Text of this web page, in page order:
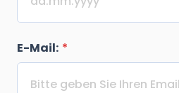
E-Mail: *